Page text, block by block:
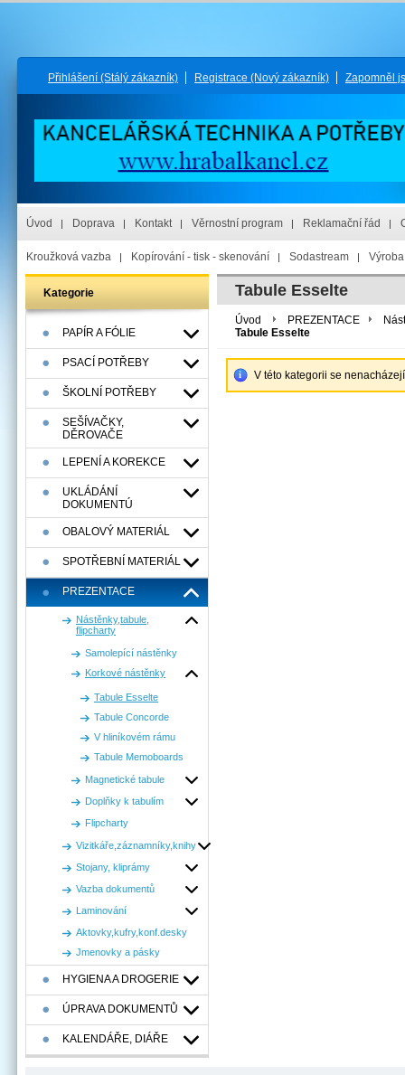
Přihlášení (Stálý zákazník) Registrace (Nový zákazník) Zapomněl
Úvod Doprava Kontakt Věrnostní program Reklamační řád
Kroužková vazba Kopírování - tisk - skenování Sodastream
Kategorie
PAPÍR A FÓLIE
PSACÍ POTŘEBY
ŠKOLNÍ POTŘEBY
SEŠÍVAČKY,
DĚROVAČE
LEPENÍ A KOREKCE
UKLÁDÁNÍ
DOKUMENTÚ
OBALOVÝ MATERIÁL
SPOTŘEBNÍ MATERIÁL
PREZENTACE
Nástěnky,tabule,
flipcharty
Samolepící nástěnky
Korkové nástěnky
Tabule Esselte
Tabule Concorde
V hliníkovém rámu
Tabule Memoboards
Magnetické tabule
Doplňky k tabulím
Flipcharty
Vizitkáře,záznamníky,knihy
Stojany, kliprámy
Vazba dokumentů
Laminování
Aktovky,kufry,konf.desky
Jmenovky a pásky
HYGIENA A DROGERIE
ÚPRAVA DOKUMENTŮ
KALENDÁŘE, DIÁŘE
Tabule Esselte
Úvod PREZENTACE
Tabule Esselte
V této kategorii se